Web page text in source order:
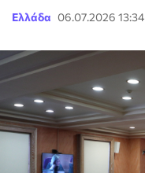
Ελλάδα 06.07.2026 13:34